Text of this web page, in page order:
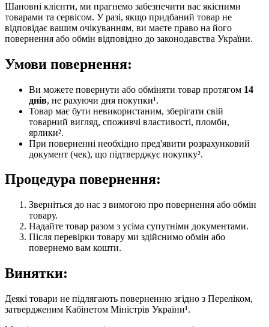
Шановні клієнти, ми прагнемо забезпечити вас якісними
товарами та сервісом. У разі, якщо придбаний товар не
відповідає вашим очікуванням, ви маєте право на його
повернення або обмін відповідно до законодавства України.
Умови повернення:
Ви можете повернути або обміняти товар протягом 14
днів, не рахуючи дня покупки¹.
Товар має бути невикористаним, зберігати свій
товарний вигляд, споживчі властивості, пломби,
ярлики².
При поверненні необхідно пред'явити розрахунковий
документ (чек), що підтверджує покупку².
Процедура повернення:
Зверніться до нас з вимогою про повернення або обмін
товару.
Надайте товар разом з усіма супутніми документами.
Після перевірки товару ми здійснимо обмін або
повернемо вам кошти.
Винятки:
Деякі товари не підлягають поверненню згідно з Переліком,
затвердженим Кабінетом Міністрів України¹.